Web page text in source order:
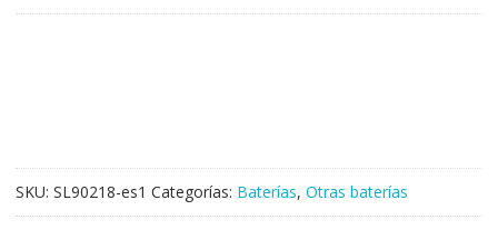
SKU: SL90218-es1 Categorías: Baterías, Otras baterías